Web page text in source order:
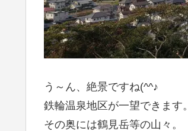
う～ん、絶景ですね(^^♪
鉄輪温泉地区が一望できます。
その奥には鶴見岳等の山々。